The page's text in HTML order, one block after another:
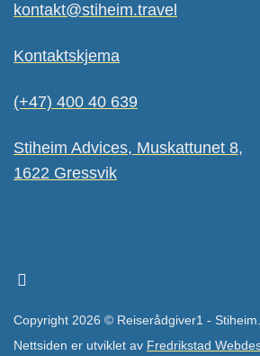
kontakt@stiheim.travel
Kontaktskjema
(+47) 400 40 639
Stiheim Advices, Muskattunet 8,
1622 Gressvik
Copyright 2026 © Reiserådgiver1 -
Nettsiden er utviklet av Fredrikstad